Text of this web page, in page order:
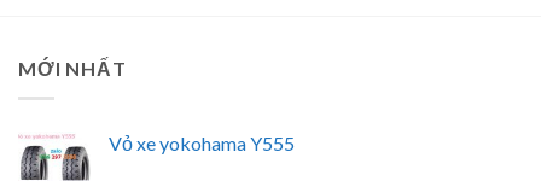
MỚI NHẤT
Vỏ xe yokohama Y555